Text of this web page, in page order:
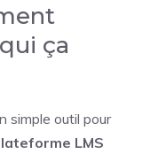
ça
simple outil pour
LMS